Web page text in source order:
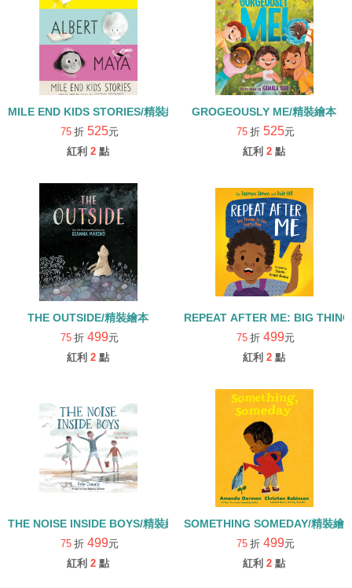
MILE END KIDS STORIES/精裝繪本
75 折 525元
紅利 2 點
GROGEOUSLY ME/精裝繪本
75 折 525元
紅利 2 點
THE OUTSIDE/精裝繪本
75 折 499元
紅利 2 點
REPEAT AFTER ME: BIG
75 折 499元
紅利 2 點
THE NOISE INSIDE BOYS/精裝繪本
75 折 499元
紅利 2 點
SOMETHING SOMEDAY/精裝繪
75 折 499元
紅利 2 點